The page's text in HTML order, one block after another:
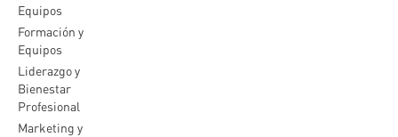
Equipos
Formación y
Equipos
Liderazgo y
Bienestar
Profesional
Marketing y